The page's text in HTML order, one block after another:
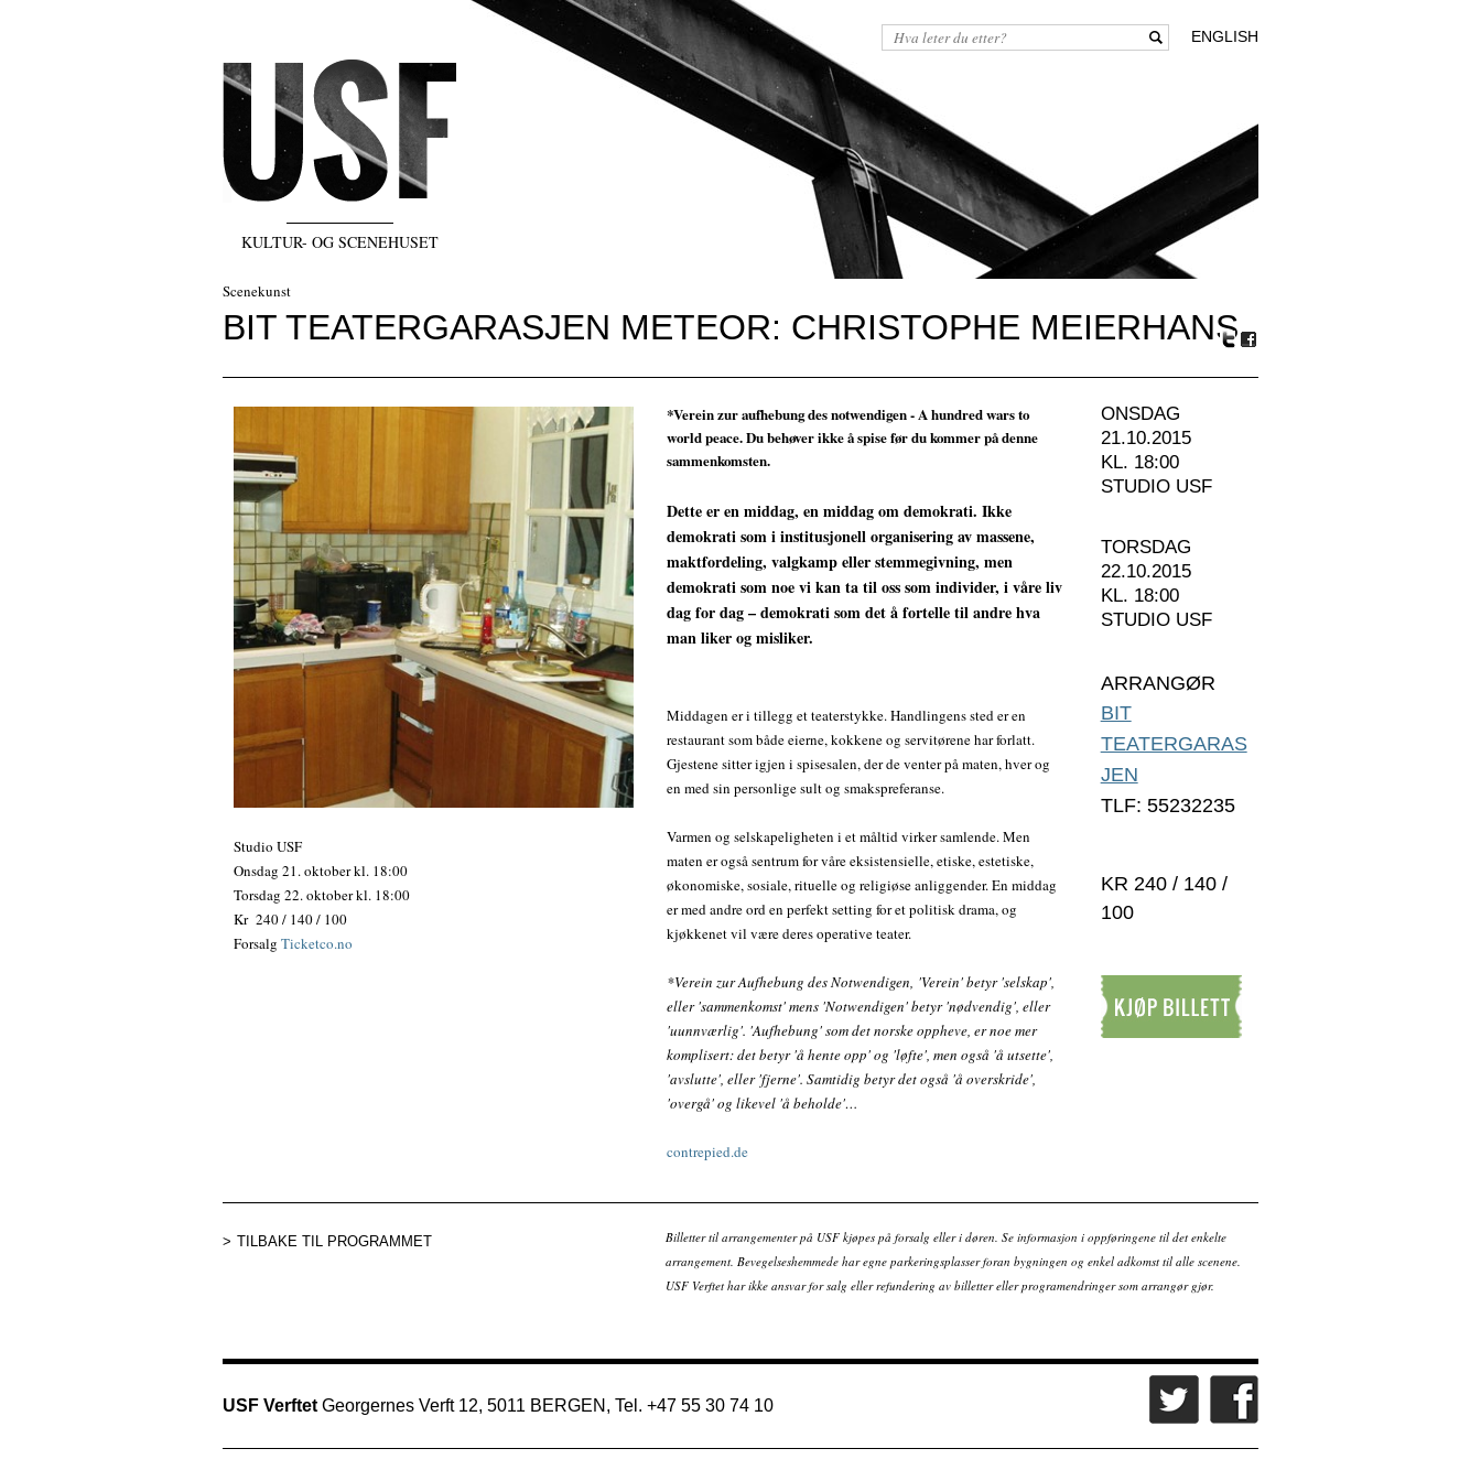
KULTUR- OG SCENEHUSET
ENGLISH
Scenekunst
BIT TEATERGARASJEN METEOR: CHRISTOPHE MEIERHANS
Studio USF
Onsdag 21. oktoberkl. 18:00
Torsdag 22. oktoberkl. 18:00
Kr 240 / 140 / 100
Forsalg Ticketco.no
*Verein zur aufhebung des notwendigen - A hundred wars to
world peace. Du behøver ikke å spise før du kommer på denne
sammenkomsten.
Dette er en middag, en middag om demokrati. Ikke
demokrati som i institusjonell organisering av massene,
maktfordeling, valgkamp eller stemmegivning, men
demokrati som noe vi kan ta til oss som individer, i våre liv
dag for dag – demokrati som det å fortelle til andre hva
man liker og misliker.
Middagen er i tillegg et teaterstykke. Handlingens sted er en
restaurant som både eierne, kokkene og servitørene har forlatt.
Gjestene sitter igjen i spisesalen, der de venter på maten, hver og
en med sin personlige sult og smakspreferanse.
Varmen og selskapeligheten i et måltid virker samlende. Men
maten er også sentrum for våre eksistensielle, etiske, estetiske,
økonomiske, sosiale, rituelle og religiøse anliggender. En middag
er med andre ord en perfekt setting for et politisk drama, og
kjøkkenet vil være deres operative teater.
*Verein zur Aufhebung des Notwendigen, 'Verein' betyr 'selskap',
eller 'sammenkomst' mens 'Notwendigen' betyr 'nødvendig', eller
'uunnværlig'. 'Aufhebung' som det norske oppheve, er noe mer
komplisert: det betyr 'å hente opp' og 'løfte', men også 'å utsette',
'avslutte', eller 'fjerne'. Samtidig betyr det også 'å overskride',
'overgå' og likevel 'å beholde'…
contrepied.de
ONSDAG
21.10.2015
KL. 18:00
STUDIO USF
TORSDAG
22.10.2015
KL. 18:00
STUDIO USF
ARRANGØR
BIT
TEATERGARAS
JEN
TLF: 55232235
KR 240 / 140 /
100
TILBAKE TIL PROGRAMMET
Billetter til arrangementer på USF kjøpes på forsalg eller i døren. Se informasjon i oppføringene til det enkelte
arrangement. Bevegelseshemmede har egne parkeringsplasser foran bygningen og enkel adkomst til alle scenene.
USF Verftet har ikke ansvar for salg eller refundering av billetter eller programendringer som arrangør gjør.
USF Verftet Georgernes Verft 12, 5011 BERGEN, Tel. +47 55 30 74 10